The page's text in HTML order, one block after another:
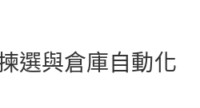
選與倉庫自動化